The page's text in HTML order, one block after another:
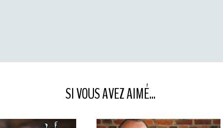
SI VOUS AVEZ AIMÉ...